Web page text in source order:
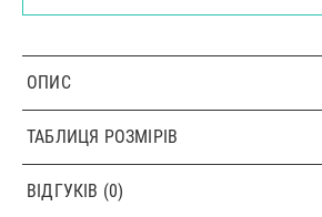
ОПИС
ТАБЛИЦЯ РОЗМІРІВ
ВІДГУКІВ (0)